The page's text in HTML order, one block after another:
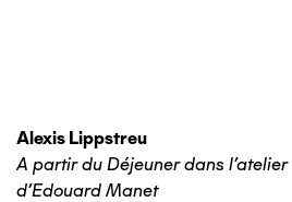
Alexis Lippstreu
A partir du Déjeuner dans l'atelier
d'Edouard Manet